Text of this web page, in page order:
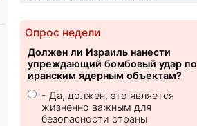
Опрос недели
Должен ли Израиль нанести
упреждающий бомбовый удар по
иранским ядерным объектам?
- Да, должен, это является
жизненно важным для
безопасности страны